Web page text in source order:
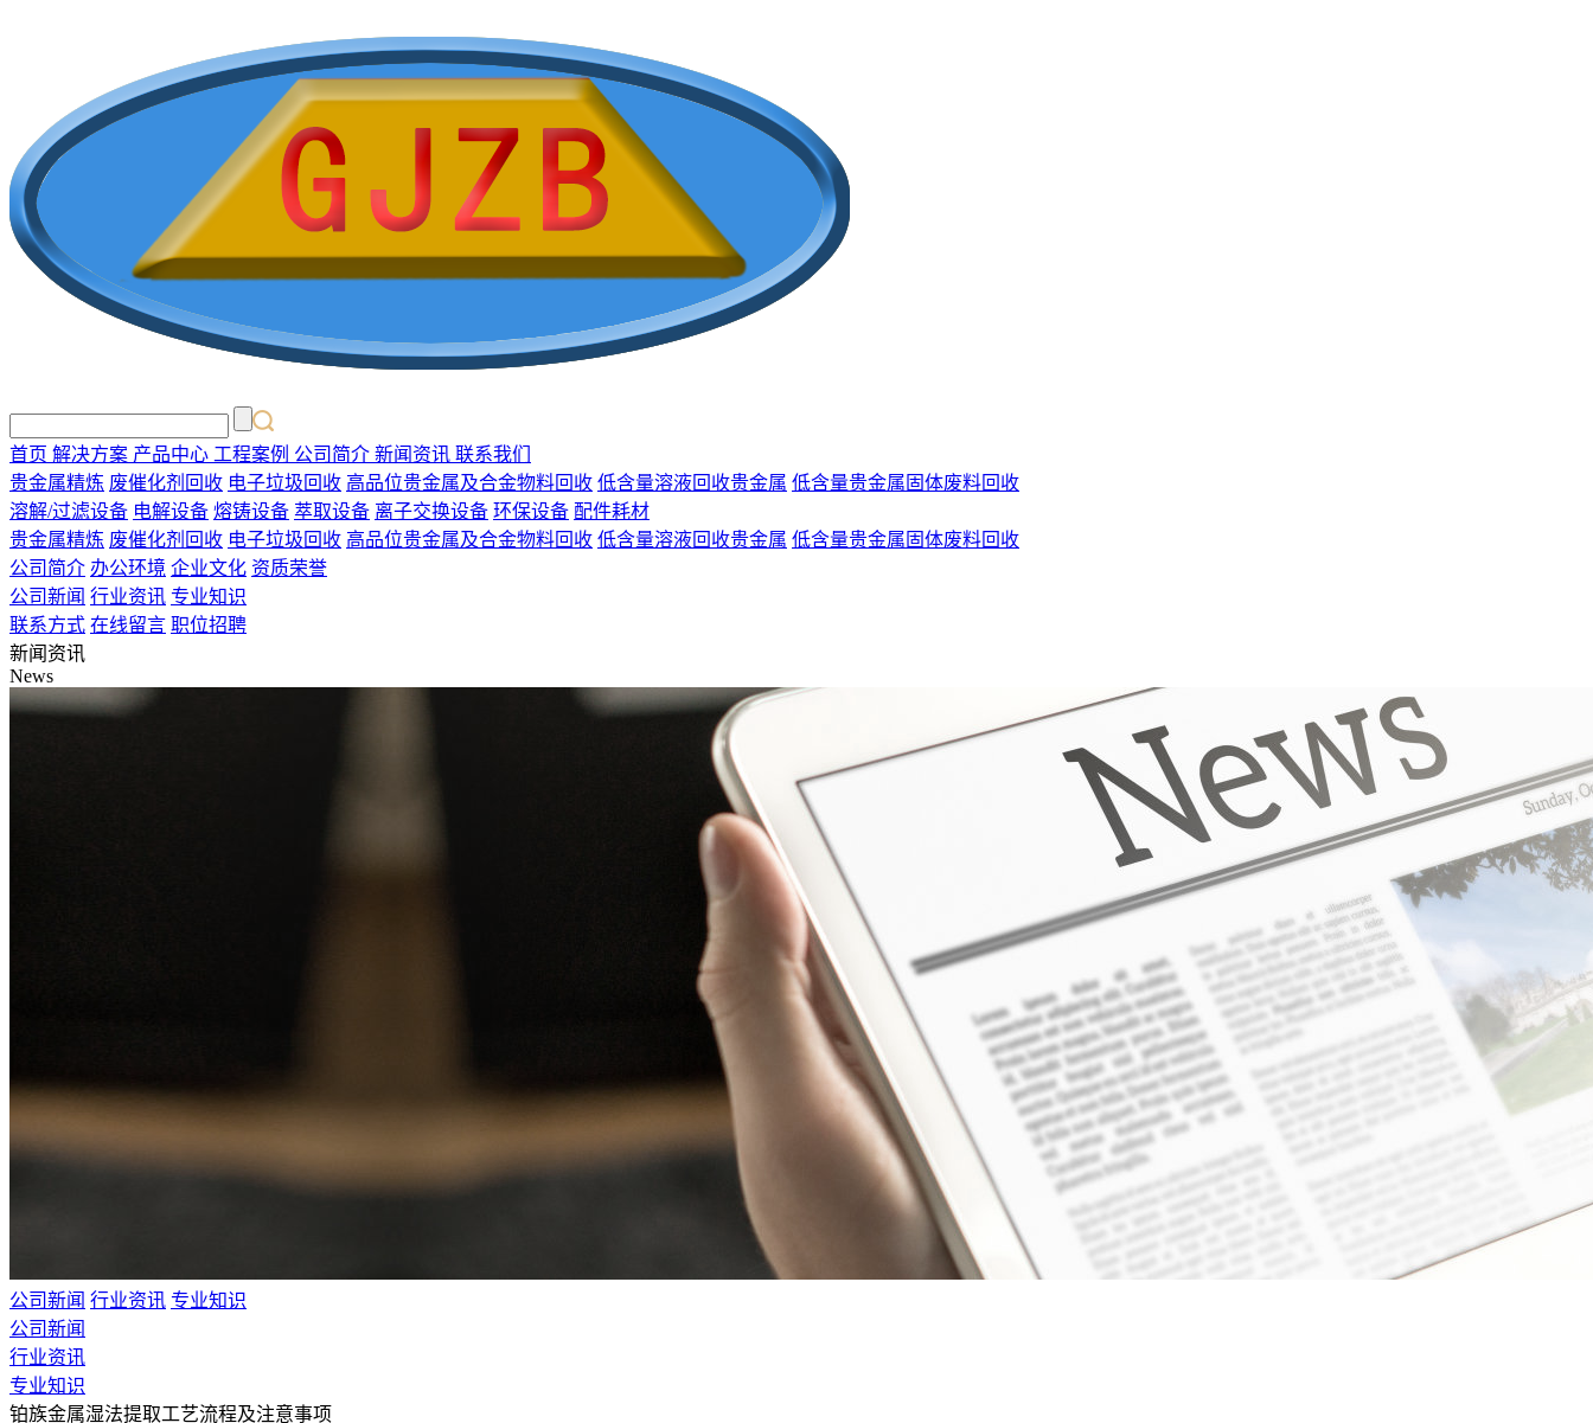
首页 解决方案 产品中心 工程案例 公司简介 新闻资讯 联系我们
贵金属精炼 废催化剂回收 电子垃圾回收 高品位贵金属及合金物料回收 低含量溶液回收贵金属 低含量贵金属固体废料回收
溶解/过滤设备 电解设备 熔铸设备 萃取设备 离子交换设备 环保设备 配件耗材
贵金属精炼 废催化剂回收 电子垃圾回收 高品位贵金属及合金物料回收 低含量溶液回收贵金属 低含量贵金属固体废料回收
公司简介 办公环境 企业文化 资质荣誉
公司新闻 行业资讯 专业知识
联系方式 在线留言 职位招聘
新闻资讯
News
公司新闻 行业资讯 专业知识
公司新闻
行业资讯
专业知识
铂族金属湿法提取工艺流程及注意事项